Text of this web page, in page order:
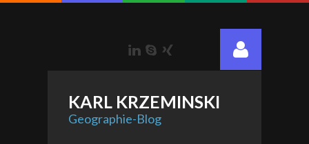
LinkedIn
Skype
KARL KRZEMINSKI
Geographie-Blog